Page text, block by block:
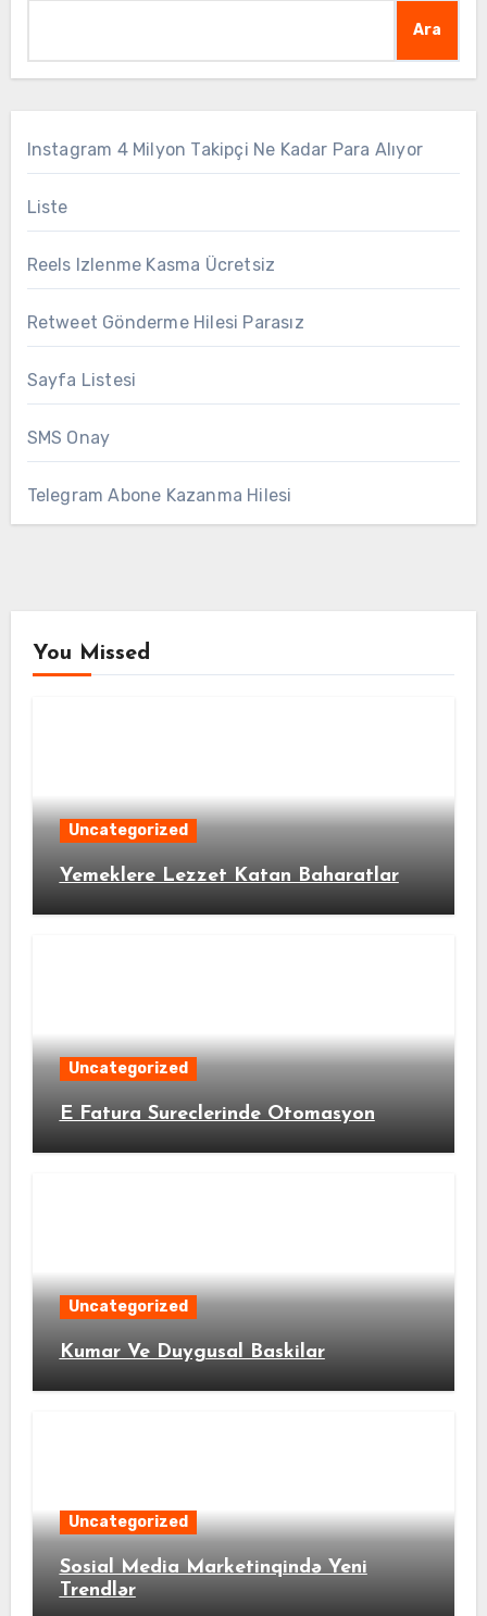
Ara
Instagram 4 Milyon Takipçi Ne Kadar Para Alıyor
Liste
Reels Izlenme Kasma Ücretsiz
Retweet Gönderme Hilesi Parasız
Sayfa Listesi
SMS Onay
Telegram Abone Kazanma Hilesi
You Missed
Uncategorized
Yemeklere Lezzet Katan Baharatlar
Uncategorized
E Fatura Sureclerinde Otomasyon
Uncategorized
Kumar Ve Duygusal Baskilar
Uncategorized
Sosial Media Marketinqində Yeni
Trendlər